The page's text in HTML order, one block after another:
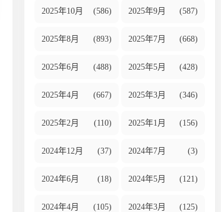
2025年10月 (586) 2025年9月 (587)
2025年8月 (893) 2025年7月 (668)
2025年6月 (488) 2025年5月 (428)
2025年4月 (667) 2025年3月 (346)
2025年2月 (110) 2025年1月 (156)
2024年12月 (37) 2024年7月 (3)
2024年6月 (18) 2024年5月 (121)
2024年4月 (105) 2024年3月 (125)